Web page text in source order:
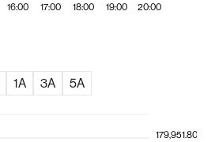
16:00 17:00 18:00 19:00 20:00
1A 3A 5A
179,951.80